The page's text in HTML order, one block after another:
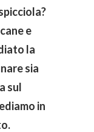
e
la
sia
sul
in